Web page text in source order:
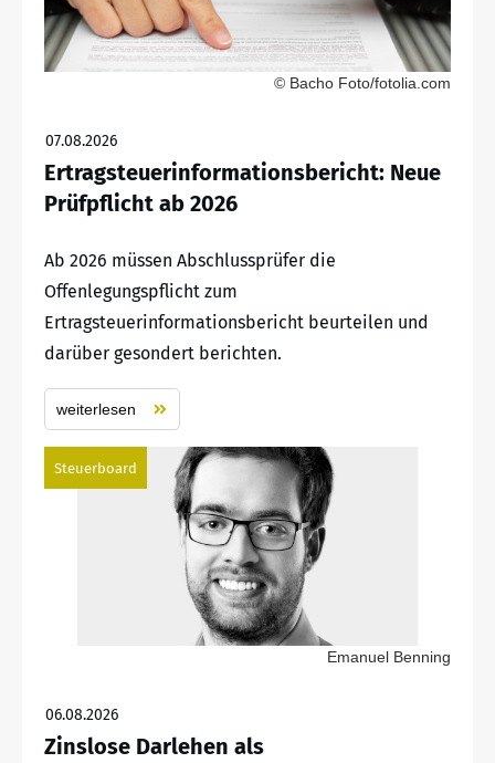
© Bacho Foto/fotolia.com
07.08.2026
Ertragsteuerinformationsbericht: Neue
Prüfpflicht ab 2026
Ab 2026 müssen Abschlussprüfer die
Offenlegungspflicht zum
Ertragsteuerinformationsbericht beurteilen und
darüber gesondert berichten.
weiterlesen
Steuerboard
Emanuel Benning
06.08.2026
Zinslose Darlehen als